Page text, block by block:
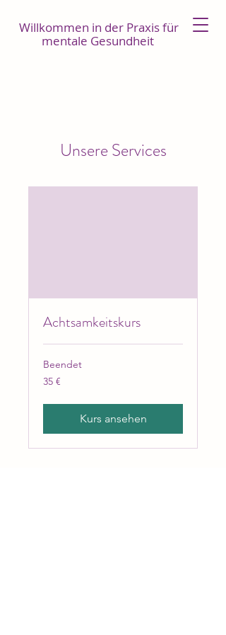
Willkommen in der Praxis für
mentale Gesundheit
Unsere Services
Achtsamkeitskurs
Beendet
35
Euro
35 €
Kurs ansehen